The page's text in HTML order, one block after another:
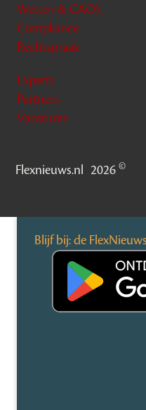
Wetten & CAO’s
Compliance
Rechtspraak
Experts
Partners
Vacatures
Flexnieuws.nl 2026©
Blijf bij: de